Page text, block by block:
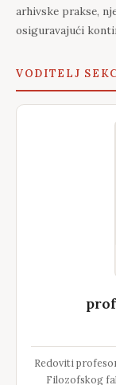
arhivske prakse,
osiguravajući
VODITELJ
Redoviti
Filozofskog